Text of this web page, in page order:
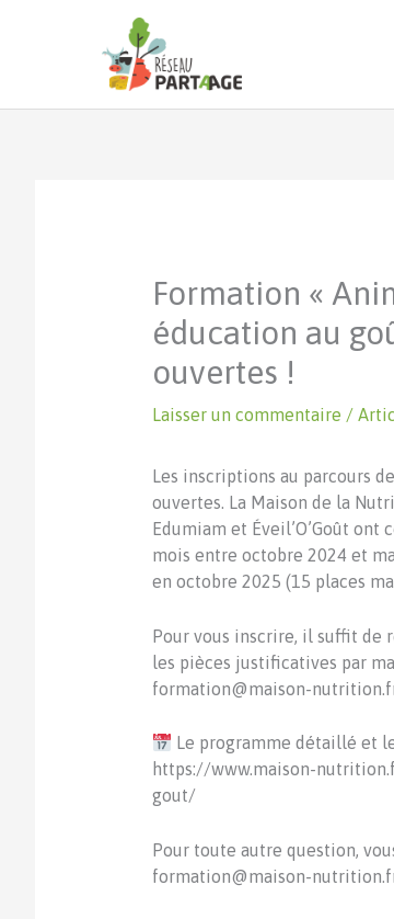
Formation «
éducation au
ouvertes !
Laisser un commentaire /
Les inscriptions au parcours
ouvertes. La Maison de la
Edumiam et Éveil’O’Goût
mois entre octobre 2024 et
en octobre 2025 (15 places
Pour vous inscrire, il suffit de
les pièces justificatives par
formation@maison-
Le programme détaillé et
https://www.maison-
gout/
Pour toute autre question,
formation@maison-